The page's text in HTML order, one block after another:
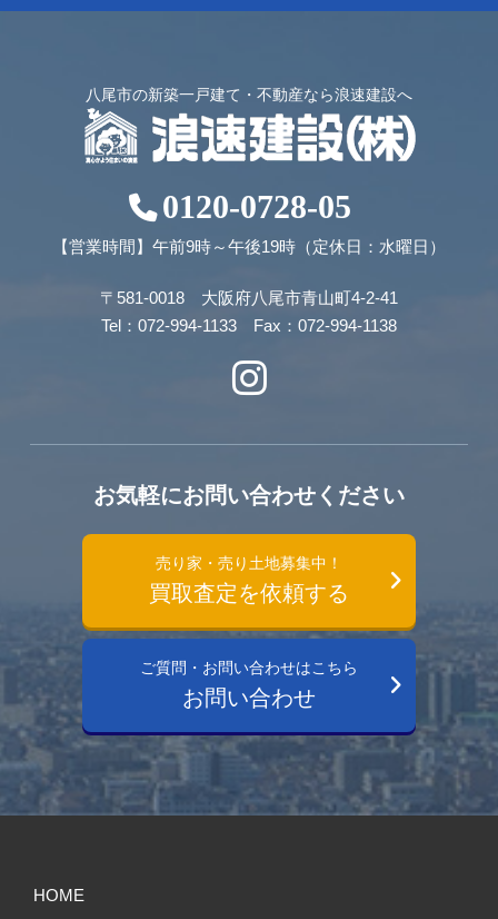
八尾市の新築一戸建て・不動産なら浪速建設へ
0120-0728-05
【営業時間】午前9時～午後19時（定休日：水曜日）
〒581-0018 大阪府八尾市青山町4-2-41
Tel：072-994-1133 Fax：072-994-1138
お気軽にお問い合わせください
売り家・売り土地募集中！
買取査定を依頼する
ご質問・お問い合わせはこちら
お問い合わせ
HOME